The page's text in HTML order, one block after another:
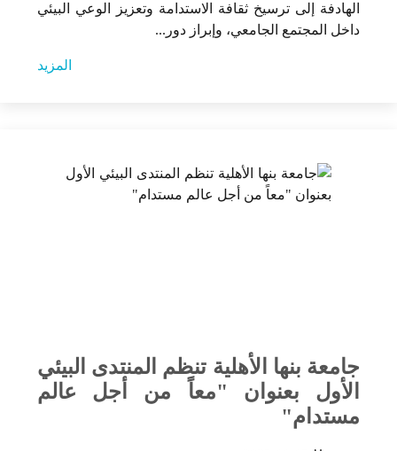
الهادفة إلى ترسيخ ثقافة الاستدامة وتعزيز الوعي البيئي
داخل المجتمع الجامعي، وإبراز دور...
المزيد
جامعة بنها الأهلية تنظم المنتدى البيئي
الأول بعنوان "معاً من أجل عالم
مستدام"